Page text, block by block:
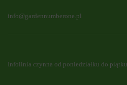
info@gardennumberone.pl
Infolinia czynna od poniedziałku do